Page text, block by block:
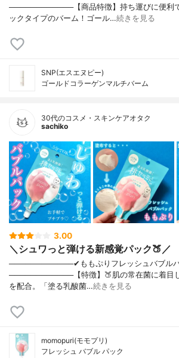
────────────【商品特徴】持ち運びに便利
ックタイプのバーム！ゴール…続きを見る
SNP(エスエヌピー)
ゴールドコラーゲンマルチバーム
30代のコスメ・スキンケアオタク
sachiko
3.00
＼シュワっと弾ける新感覚パック🍑／
────────────✔︎ももぷりフレッシュバブル
────────────【特徴】🍑肌の常在菌に着目し
を配合。「塗る乳酸菌…続きを見る
momopuri(モモプリ)
フレッシュ バブル パック